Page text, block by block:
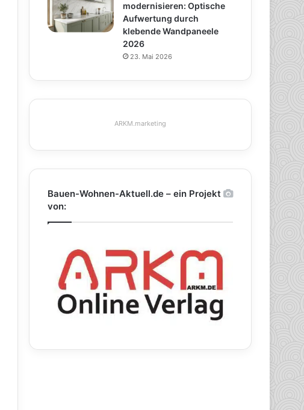
modernisieren: Optische
Aufwertung durch
klebende Wandpaneele
2026
23. Mai 2026
ARKM.marketing
Bauen-Wohnen-Aktuell.de – ein Projekt
von: